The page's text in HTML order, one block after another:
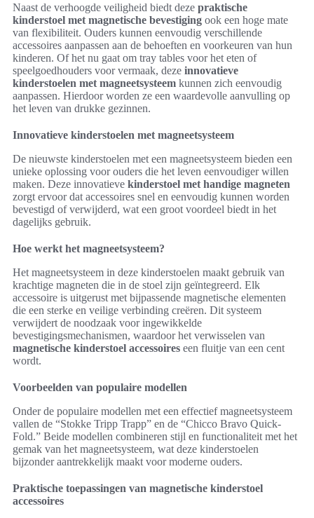
Naast de verhoogde veiligheid biedt deze praktische
kinderstoel met magnetische bevestiging ook een hoge mate
van flexibiliteit. Ouders kunnen eenvoudig verschillende
accessoires aanpassen aan de behoeften en voorkeuren van hun
kinderen. Of het nu gaat om tray tables voor het eten of
speelgoedhouders voor vermaak, deze innovatieve
kinderstoelen met magneetsysteem kunnen zich eenvoudig
aanpassen. Hierdoor worden ze een waardevolle aanvulling op
het leven van drukke gezinnen.
Innovatieve kinderstoelen met magneetsysteem
De nieuwste kinderstoelen met een magneetsysteem bieden een
unieke oplossing voor ouders die het leven eenvoudiger willen
maken. Deze innovatieve kinderstoel met handige magneten
zorgt ervoor dat accessoires snel en eenvoudig kunnen worden
bevestigd of verwijderd, wat een groot voordeel biedt in het
dagelijks gebruik.
Hoe werkt het magneetsysteem?
Het magneetsysteem in deze kinderstoelen maakt gebruik van
krachtige magneten die in de stoel zijn geïntegreerd. Elk
accessoire is uitgerust met bijpassende magnetische elementen
die een sterke en veilige verbinding creëren. Dit systeem
verwijdert de noodzaak voor ingewikkelde
bevestigingsmechanismen, waardoor het verwisselen van
magnetische kinderstoel accessoires een fluitje van een cent
wordt.
Voorbeelden van populaire modellen
Onder de populaire modellen met een effectief magneetsysteem
vallen de “Stokke Tripp Trapp” en de “Chicco Bravo Quick-
Fold.” Beide modellen combineren stijl en functionaliteit met het
gemak van het magneetsysteem, wat deze kinderstoelen
bijzonder aantrekkelijk maakt voor moderne ouders.
Praktische toepassingen van magnetische kinderstoel
accessoires